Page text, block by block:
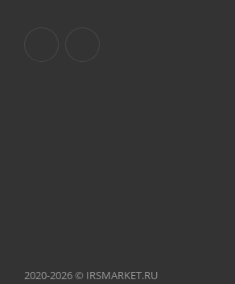
2020-2026 © IRSMARKET.RU